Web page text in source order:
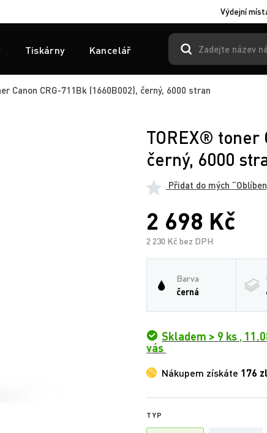
Výdejní
Tiskárny Kancelář
Canon CRG-711Bk (1660B002), černý, 6000 stran
TOREX® toner
černý, 6000
Přidat do mých
2 698 Kč
2 230 Kč bez DPH
Barva
černá
Skladem > 9 ks ,
vás
Nákupem získáte 176
TYP